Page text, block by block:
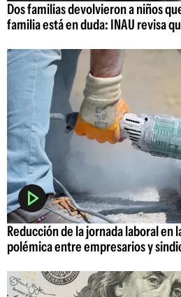
Dos familias devolvieron a niños
familia está en duda: INAU revisa
Reducción de la jornada laboral en
polémica entre empresarios y